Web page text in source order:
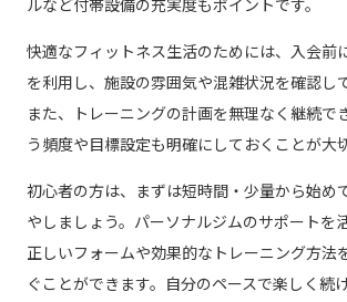
ルなど付帯設備の充実度もポイントです。
快適なフィットネス生活のためには、入会前
を利用し、施設の雰囲気や混雑状況を確認し
また、トレーニングの計画を無理なく継続で
う頻度や目標設定も明確にしておくことが大
初心者の方は、まずは短時間・少量から始め
やしましょう。パーソナルジムのサポートを
正しいフォームや効果的なトレーニング方法
ぐことができます。自分のペースで楽しく続